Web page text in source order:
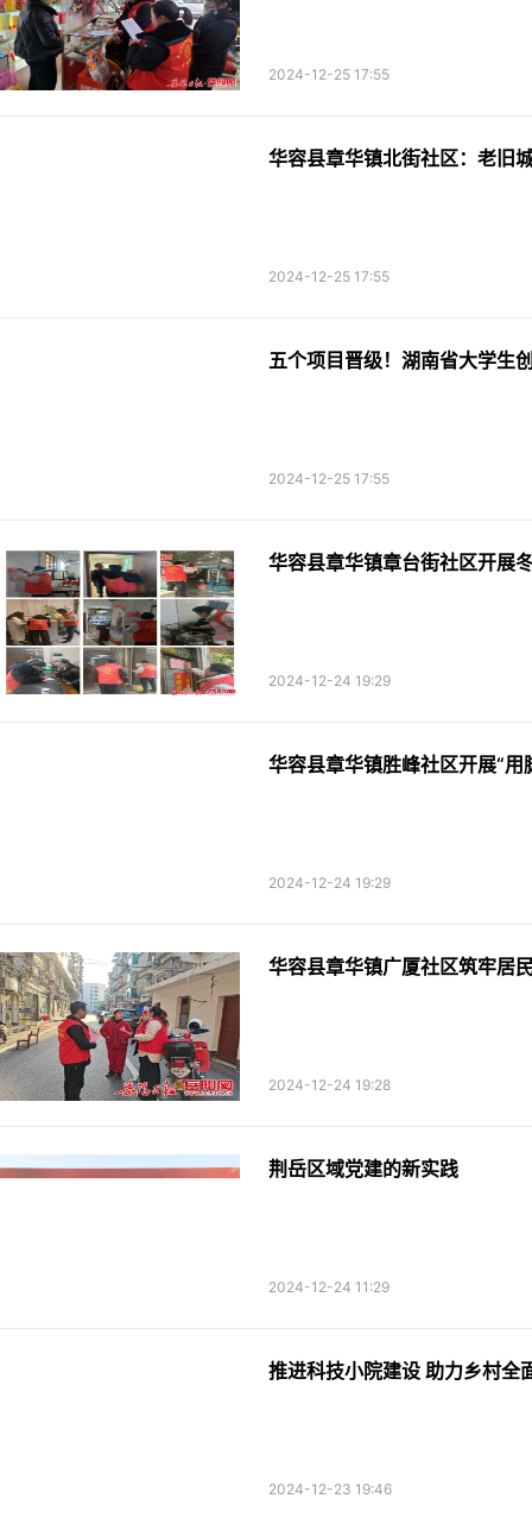
2024-12-25 17:55
华容县章华镇北街社区：老旧
2024-12-25 17:55
五个项目晋级！湖南省大学生
2024-12-25 17:55
华容县章华镇章台街社区开展
2024-12-24 19:29
华容县章华镇胜峰社区开展“
2024-12-24 19:29
华容县章华镇广厦社区筑牢居
2024-12-24 19:28
荆岳区域党建的新实践
2024-12-24 11:29
推进科技小院建设 助力乡村全
2024-12-23 19:46